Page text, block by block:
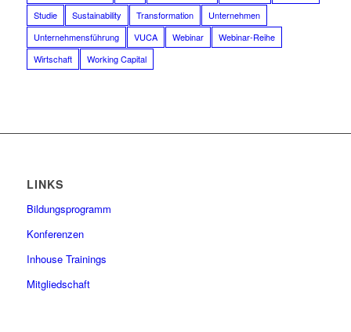
Studie
Sustainability Transformation
Unternehmen
Unternehmensführung
VUCA Webinar
Webinar-Reihe
Wirtschaft
Working Capital
LINKS
Bildungsprogramm
Konferenzen
Inhouse Trainings
Mitgliedschaft